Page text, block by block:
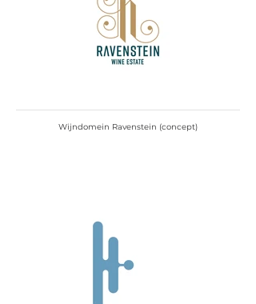
Wijndomein Ravenstein (concept)